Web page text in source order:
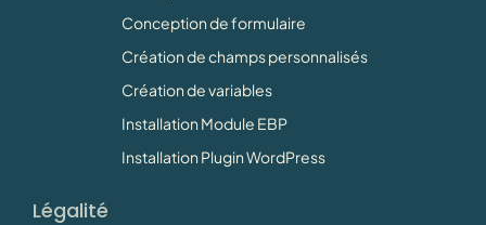
Conception de formulaire
Création de champs personnalisés
Création de variables
Installation Module EBP
Installation Plugin WordPress
Légalité